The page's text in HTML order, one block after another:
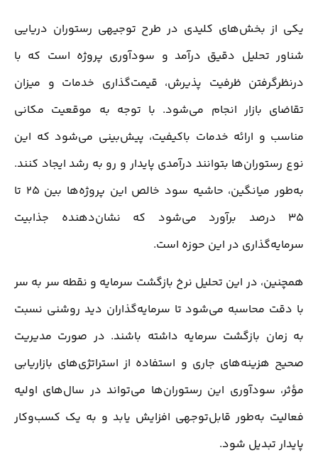
یکی از بخش‌های کلیدی در طرح توجیهی رستوران دریایی
شناور تحلیل دقیق درآمد و سودآوری پروژه است که با
درنظرگرفتن ظرفیت پذیرش، قیمت‌گذاری خدمات و میزان
تقاضای بازار انجام می‌شود. با توجه به موقعیت مکانی
مناسب و ارائه خدمات باکیفیت، پیش‌بینی می‌شود که این
نوع رستوران‌ها بتوانند درآمدی پایدار و رو به رشد ایجاد کنند.
به‌طور میانگین، حاشیه سود خالص این پروژه‌ها بین 25 تا
35 درصد برآورد می‌شود که نشان‌دهنده جذابیت
سرمایه‌گذاری در این حوزه است.
همچنین، در این تحلیل نرخ بازگشت سرمایه و نقطه سر به سر
با دقت محاسبه می‌شود تا سرمایه‌گذاران دید روشنی نسبت
به زمان بازگشت سرمایه داشته باشند. در صورت مدیریت
صحیح هزینه‌های جاری و استفاده از استراتژی‌های بازاریابی
مؤثر، سودآوری این رستوران‌ها می‌تواند در سال‌های اولیه
فعالیت به‌طور قابل‌توجهی افزایش یابد و به یک کسب‌وکار
پایدار تبدیل شود.